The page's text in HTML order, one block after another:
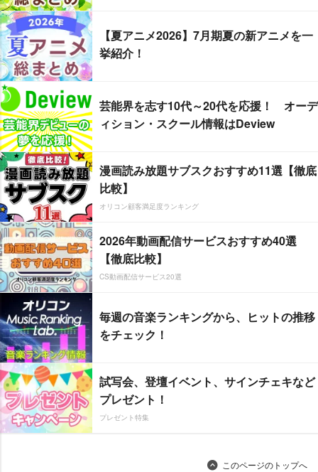
【夏アニメ2026】7月期夏の新アニメを一
挙紹介！
芸能界を志す10代～20代を応援！ オーデ
ィション・スクール情報はDeview
漫画読み放題サブスクおすすめ11選【徹底
比較】
オリコン顧客満足度ランキング
2026年動画配信サービスおすすめ40選
【徹底比較】
CS動画配信サービス20選
毎週の音楽ランキングから、ヒットの推移
をチェック！
試写会、登壇イベント、サインチェキなど
プレゼント！
プレゼント特集
このページのトップへ